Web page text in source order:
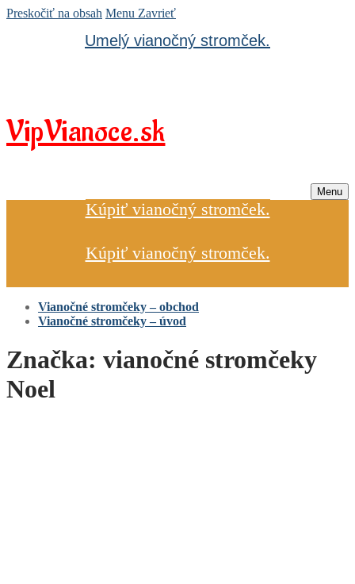
Preskočiť na obsah Menu Zavrieť
Umelý vianočný stromček.
VipVianoce.sk
Menu
Kúpiť vianočný stromček.
Kúpiť vianočný stromček.
Vianočné stromčeky – obchod
Vianočné stromčeky – úvod
Značka: vianočné stromčeky
Noel